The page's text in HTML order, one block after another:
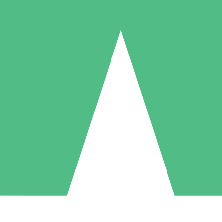
Packs de Crédits Individuels
à l'utilisation avec des crédits de téléchargement. Sans engagement
5 Téléchargements
US$